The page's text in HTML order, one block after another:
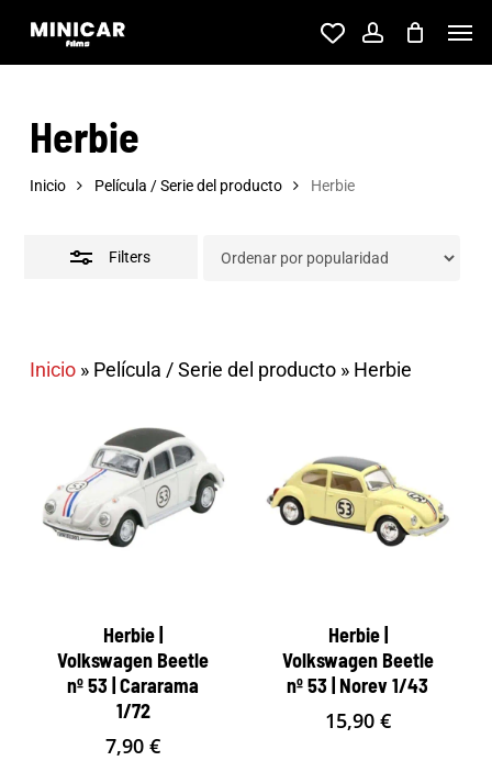
Skip
content
account
Herbie
Inicio Película / Serie del producto Herbie
Filters
Inicio» Película / Serie del producto» Herbie
Herbie |
Volkswagen Beetle
nº 53 | Cararama
1/72
7,90€
Herbie |
Volkswagen Beetle
nº 53 | Norev 1/43
15,90 €